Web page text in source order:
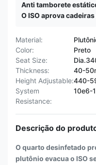
Anti tamborete
O ISO aprova
Material:
Color:
Preto
Seat Size:
Thickness:
40-
Height Adjustable:440-
System
Resistance:
10e6-
Descrição do
O quarto desinfetado
plutônio evacua o ISO